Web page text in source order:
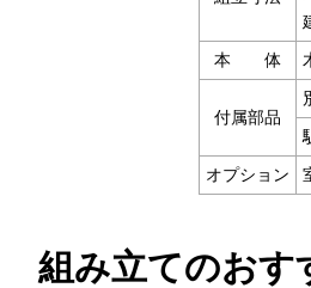
本 体
付属部品
オプション
組み立てのおす